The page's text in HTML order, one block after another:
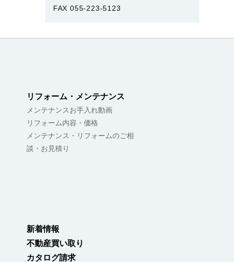
FAX 055-223-5123
リフォーム・メンテナンス
メンテナンスお手入れ動画
リフォーム内容・価格
メンテナンス・リフォームのご相
談・お見積り
新着情報
不動産買い取り
カタログ請求